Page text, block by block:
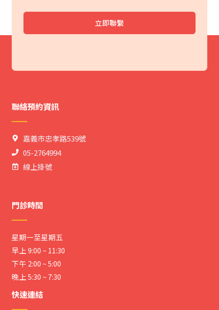
立即聯繫
快速連結
門診時間
星期一至星期五
早上 9:00 ~ 11:30
下午 2:00 ~ 5:00
晚上 5:30 ~ 7:30
聯絡預約資訊
嘉義市忠孝路539號
05-2764994
線上掛號